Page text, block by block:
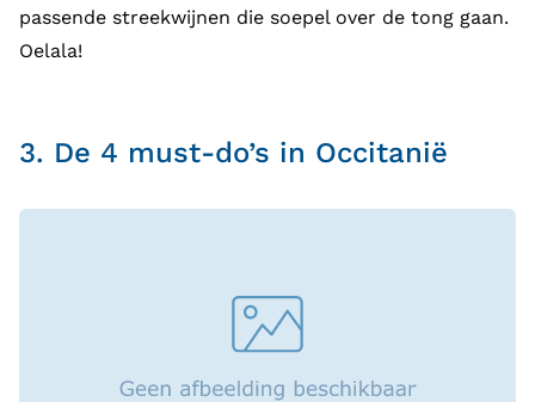
passende streekwijnen die soepel over de tong gaan.
Oelala!
3. De 4 must-do’s in Occitanië